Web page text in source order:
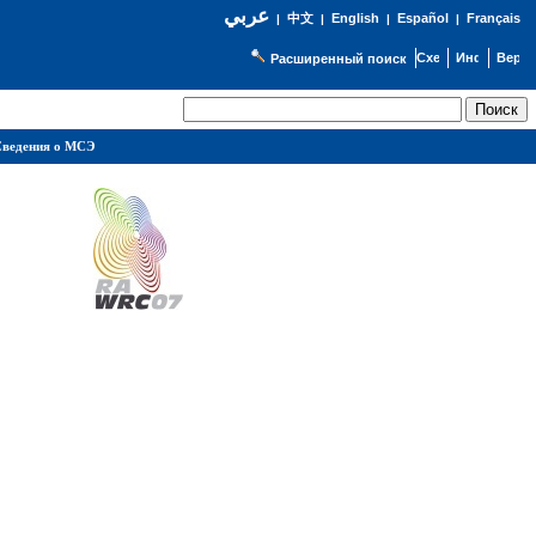
عربي| 中文| English | Español | Français
Расширенный поиск
о МСЭ